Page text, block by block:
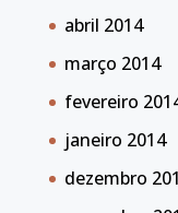
abril 2014
março 2014
fevereiro
janeiro 2014
dezembro